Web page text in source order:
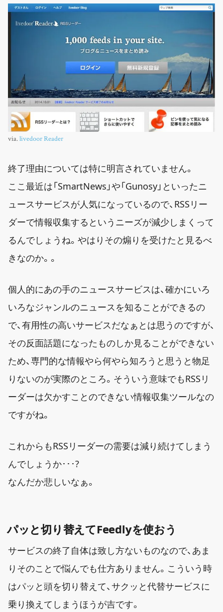
via.livedoor Reader
終了理由については特に明言されていません。
ここ最近は「SmartNews」や「Gunosy」といったニ
ュースサービスが人気になっているので、RSSリー
ダーで情報収集するというニーズが減少しまくって
るんでしょうね。やはりその煽りを受けたと見るべ
きなのか。。
個人的にあの手のニュースサービスは、確かにいろ
いろなジャンルのニュースを知ることができるの
で、有用性の高いサービスだなぁとは思うのですが、
その反面話題になったものしか見ることができない
ため、専門的な情報やら何やら知ろうと思うと物足
りないのが実際のところ。そういう意味でもRSSリ
ーダーは欠かすことのできない情報収集ツールなの
ですがね。
これからもRSSリーダーの需要は減り続けてしまう
んでしょうか･･･?
なんだか悲しいなぁ。
パッと切り替えてFeedlyを使おう
サービスの終了自体は致し方ないものなので、あま
りそのことで悩んでも仕方ありません。こういう時
はパッと頭を切り替えて、サクッと代替サービスに
乗り換えてしまうほうが吉です。